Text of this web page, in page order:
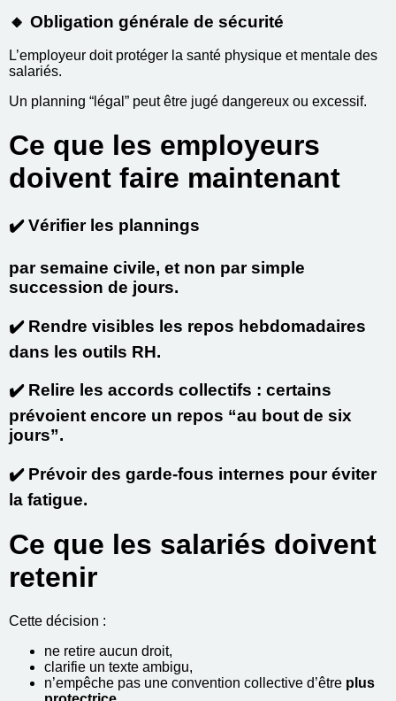
🔸 Obligation générale de sécurité
L’employeur doit protéger la santé physique et mentale des
salariés.
Un planning “légal” peut être jugé dangereux ou excessif.
Ce que les employeurs
doivent faire maintenant
✔️ Vérifier les plannings
par semaine civile, et non par simple
succession de jours.
✔️ Rendre visibles les repos hebdomadaires
dans les outils RH.
✔️ Relire les accords collectifs : certains
prévoient encore un repos “au bout de six
jours”.
✔️ Prévoir des garde-fous internes pour éviter
la fatigue.
Ce que les salariés doivent
retenir
Cette décision :
ne retire aucun droit,
clarifie un texte ambigu,
n’empêche pas une convention collective d’être plus